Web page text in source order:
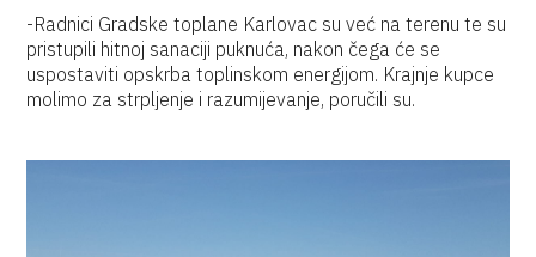
-Radnici Gradske toplane Karlovac su već na terenu te su
pristupili hitnoj sanaciji puknuća, nakon čega će se
uspostaviti opskrba toplinskom energijom. Krajnje kupce
molimo za strpljenje i razumijevanje, poručili su.